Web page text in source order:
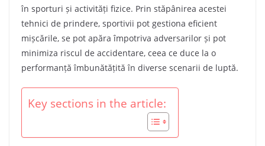
în sporturi și activități fizice. Prin stăpânirea acestei
tehnici de prindere, sportivii pot gestiona eficient
mișcările, se pot apăra împotriva adversarilor și pot
minimiza riscul de accidentare, ceea ce duce la o
performanță îmbunătățită în diverse scenarii de luptă.
Key sections in the article: